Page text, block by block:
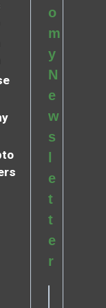
o
m
y
N
e
w
s
e
t
t
e
r